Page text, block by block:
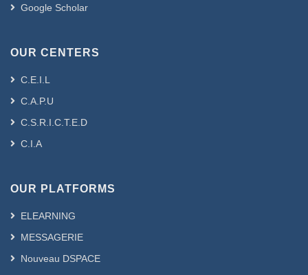
Google Scholar
OUR CENTERS
C.E.I.L
C.A.P.U
C.S.R.I.C.T.E.D
C.I.A
OUR PLATFORMS
ELEARNING
MESSAGERIE
Nouveau DSPACE